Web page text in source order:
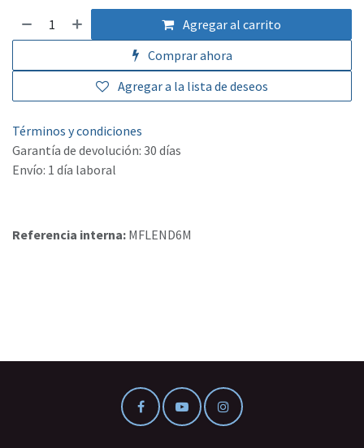
Agregar al carrito
Comprar ahora
Agregar a la lista de deseos
Términos y condiciones
Garantía de devolución: 30 días
Envío: 1 día laboral
Referencia interna: MFLEND6M